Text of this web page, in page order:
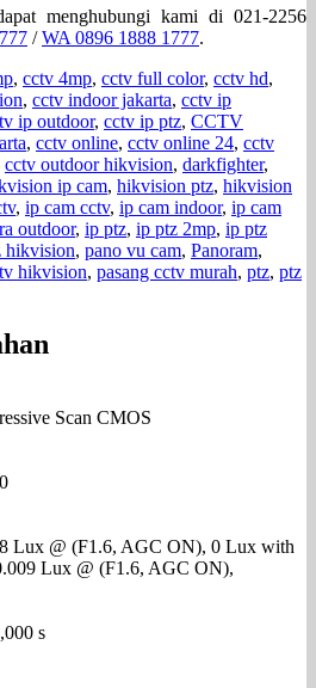
menghubungi kami di 021-2256
/WA 0896 1888 1777.
, cctv 4mp, cctv full color, cctv hd,
, cctv indoor jakarta, cctv ip
ip outdoor, cctv ip ptz, CCTV
, cctv online, cctv online 24, cctv
cctv outdoor hikvision, darkfighter,
ip cam, hikvision ptz, hikvision
, ip cam cctv, ip cam indoor, ip cam
outdoor, ip ptz, ip ptz 2mp, ip ptz
hikvision, pano vu cam, Panoram,
hikvision, pasang cctv murah, ptz, ptz
Scan CMOS
Lux @ (F1.6, AGC ON), 0 Lux with
Lux @ (F1.6, AGC ON),
s